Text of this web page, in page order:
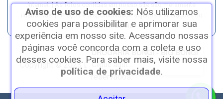
DROGARIA BONGI - BIG BONGI
Clique aqui...
internet. | As fotos contidas em nosso site são meramente
ilustrativas. | *Preços e disponibilidade sujeitos a alterações no
decorrer do dia.
Copyright © 2023 Drogaria Bongi - Todos os direitos
reservados.
Aviso de uso de cookies: Nós utilizamos
cookies para possibilitar e aprimorar sua
experiência em nosso site. Acessando nossas
páginas você concorda com a coleta e uso
desses cookies. Para saber mais, visite nossa
política de privacidade.